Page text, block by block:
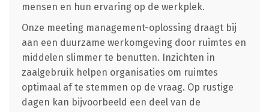
mensen en hun ervaring op de werkplek.
Onze meeting management-oplossing draagt bij
aan een duurzame werkomgeving door ruimtes en
middelen slimmer te benutten. Inzichten in
zaalgebruik helpen organisaties om ruimtes
optimaal af te stemmen op de vraag. Op rustige
dagen kan bijvoorbeeld een deel van de